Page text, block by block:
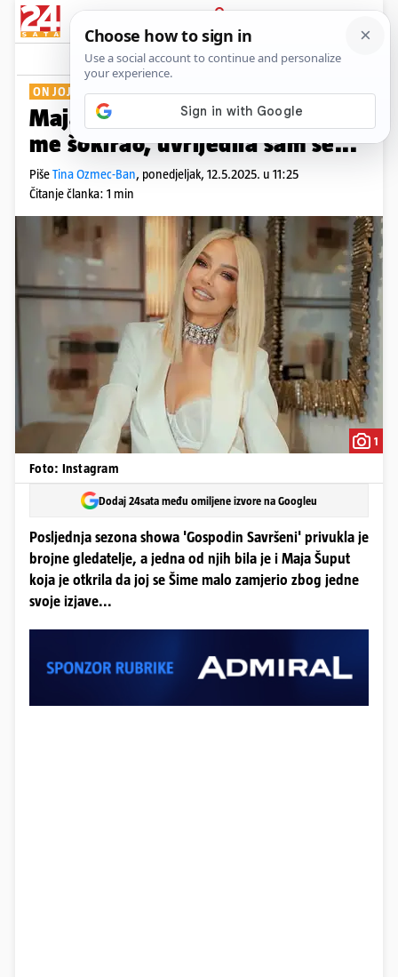
PRIJAVA
Show Komentari
ON JOJ ODGOVORIO
Maja Šuput: Šime iz Savršenog
me šokirao, uvrijedila sam se...
PišeTina Ozmec-Ban, ponedjeljak, 12.5.2025. u 11:25
Čitanje članka: 1 min
1
Foto: Instagram
Dodaj 24sata među omiljene izvore na Googleu
Posljednja sezona showa 'Gospodin Savršeni' privukla je
brojne gledatelje, a jedna od njih bila je i Maja Šuput
koja je otkrila da joj se Šime malo zamjerio zbog jedne
svoje izjave...